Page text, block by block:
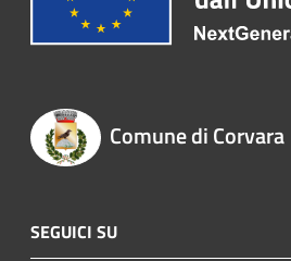
Comune di Corvara
SEGUICI SU